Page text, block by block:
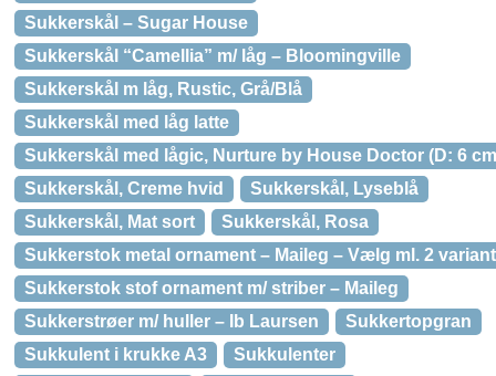
Sukkerskål – Sugar House
Sukkerskål “Camellia” m/ låg – Bloomingville
Sukkerskål m låg, Rustic, Grå/Blå
Sukkerskål med låg latte
Sukkerskål med lågic, Nurture by House Doctor (D: 6
Sukkerskål, Creme hvid
Sukkerskål, Lyseblå
Sukkerskål, Mat sort
Sukkerskål, Rosa
Sukkerstok metal ornament – Maileg – Vælg ml. 2
Sukkerstok stof ornament m/ striber – Maileg
Sukkerstrøer m/ huller – Ib Laursen
Sukkertopgran
Sukkulent i krukke A3
Sukkulenter